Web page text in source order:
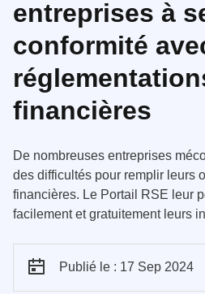
entreprises à
conformité
financières
De nombreuses entreprises
des difficultés pour remplir leurs
financières. Le Portail RSE leur
facilement et gratuitement leurs
Publié le : 17 Sep 2024